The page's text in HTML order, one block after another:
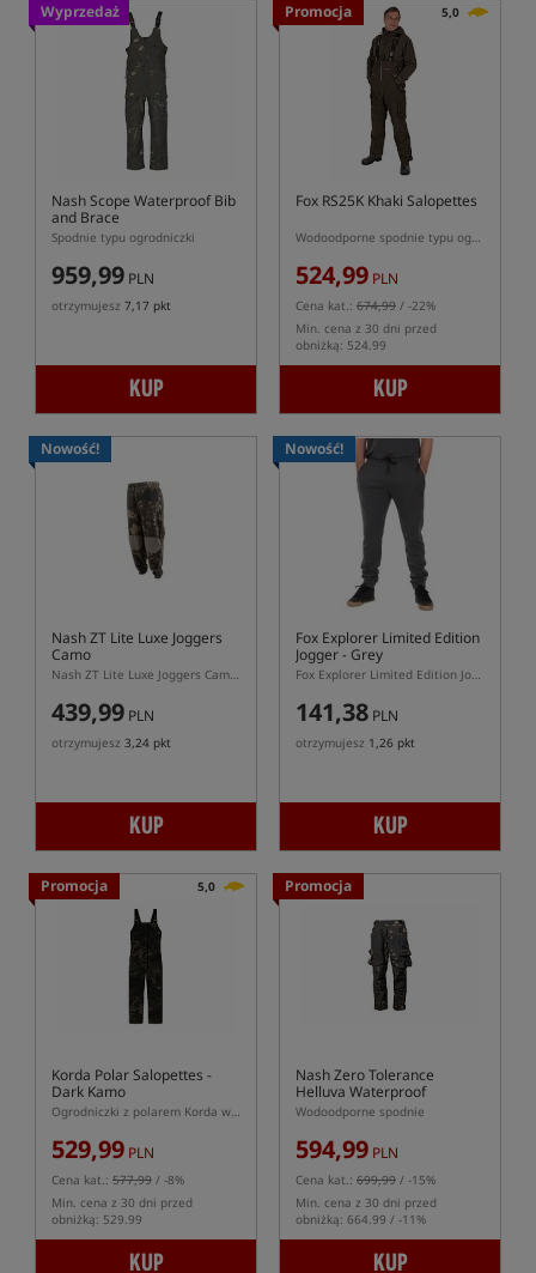
Wyprzedaż
Nash Scope Waterproof Bib
and Brace
Spodnie typu ogrodniczki
959,99 PLN
otrzymujesz 7,17 pkt
KUP
Promocja 5,0
Fox RS25K Khaki Salopettes
Wodoodporne spodnie typu ogrodniczki w kolorze khaki
524,99 PLN
Cena kat.: 674,99 / -22%
Min. cena z 30 dni przed
obniżką: 524.99
KUP
Nowość!
Nash ZT Lite Luxe Joggers
Camo
Nash ZT Lite Luxe Joggers Camo – lekkie spodnie karpiowe na lato
439,99 PLN
otrzymujesz 3,24 pkt
KUP
Nowość!
Fox Explorer Limited Edition
Jogger - Grey
Fox Explorer Limited Edition Jogger Grey – joggery charcoal marl z grafiką Explorer
141,38 PLN
otrzymujesz 1,26 pkt
KUP
Promocja 5,0
Korda Polar Salopettes -
Dark Kamo
Ogrodniczki z polarem Korda w kolorze oliwkowym
529,99 PLN
Cena kat.: 577,99 / -8%
Min. cena z 30 dni przed
obniżką: 529.99
KUP
Promocja
Nash Zero Tolerance
Helluva Waterproof
Trousers CAMO
Wodoodporne spodnie
594,99 PLN
Cena kat.: 699,99 / -15%
Min. cena z 30 dni przed
obniżką: 664.99 / -11%
KUP